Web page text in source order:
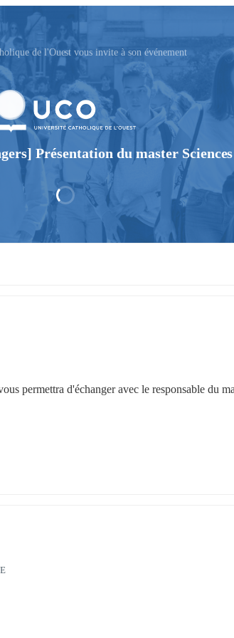
de l'Ouest vous invite à son événement
Présentation du master
permettra d'échanger avec le responsable du